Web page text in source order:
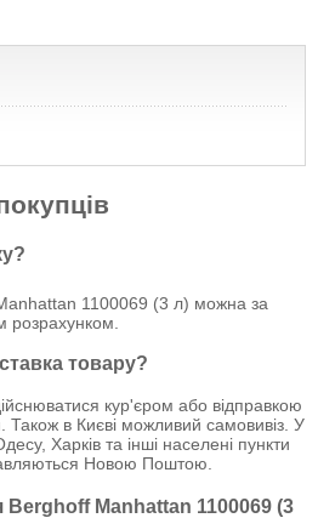
1100069 (3 л) можна за
розрахунком.
товару?
кур'єром або відправкою
Також в Києві можливий самовивіз. У
Харків та інші населені пункти
Новою Поштою.
Berghoff Manhattan 1100069 (3